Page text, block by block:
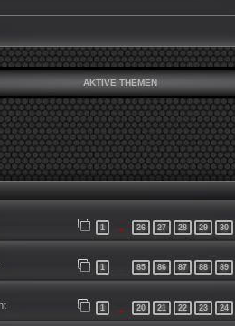
AKTIVE THEMEN
1 … 26 27 28 29 30
1 85 86 87 88 89
1 20 21 22 23 24